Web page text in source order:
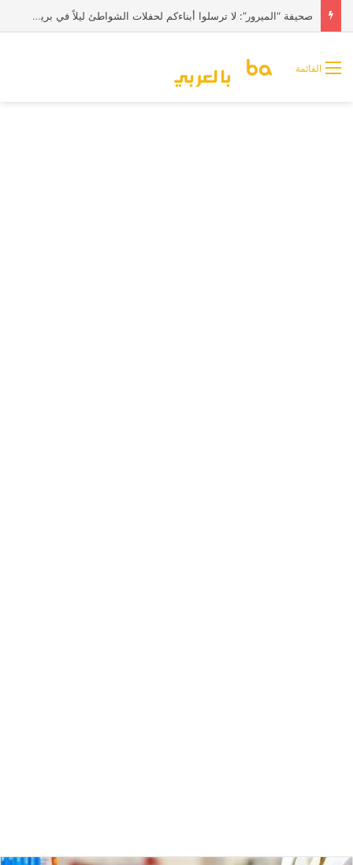
صحيفة “الميرور”: لا ترسلوا أبناءكم لحفلات الشواطئ ليلاً في بريطانيا
القائمة